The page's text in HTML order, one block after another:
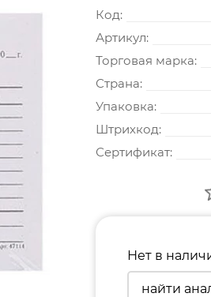
Код:
Артикул:
Торговая марка:
Страна:
Упаковка:
Штрихкод:
Сертификат:
Нет в
найти